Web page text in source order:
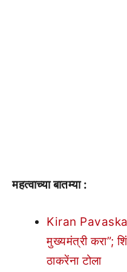
महत्वाच्या बातम्या :
Kiran Pavaskar |
मुख्यमंत्री करा”;
ठाकरेंना टोला